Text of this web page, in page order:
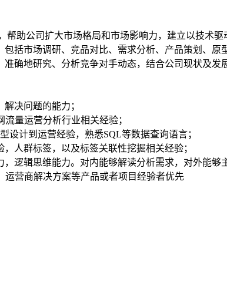
助公司扩大市场格局和市场影响力，建立以技术驱
括市场调研、竞品对比、需求分析、产品策划、
确地研究、分析竞争对手动态，结合公司现状及
决问题的能力；
量运营分析行业相关经验；
设计到运营经验，熟悉SQL等数据查询语言；
人群标签，以及标签关联性挖掘相关经验；
逻辑思维能力。对内能够解读分析需求，对外能够
营商解决方案等产品或者项目经验者优先